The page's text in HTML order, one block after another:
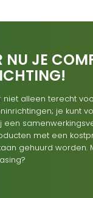
NU JE
niet alleen terecht
je kunt
een
met een
gehuurd worden.